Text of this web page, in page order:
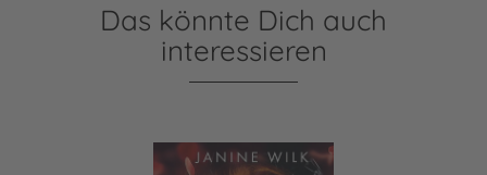
Das könnte Dich auch
interessieren